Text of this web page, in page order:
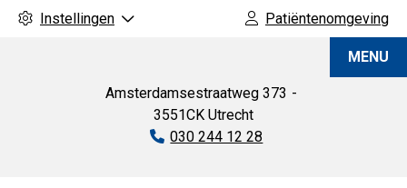
Instellingen Patiëntenomgeving
Amsterdamsestraatweg 373
3551CK Utrecht
Tel:
030 244 12 28
MENU